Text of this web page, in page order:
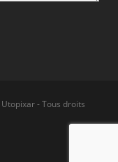
Utopixar- Tous droits